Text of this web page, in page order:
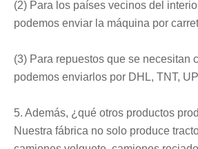
(2) Para los países vecinos del
podemos enviar la máquina por
(3) Para repuestos que se necesitan
podemos enviarlos por DHL, TNT,
5. Además, ¿qué otros productos
Nuestra fábrica no solo produce